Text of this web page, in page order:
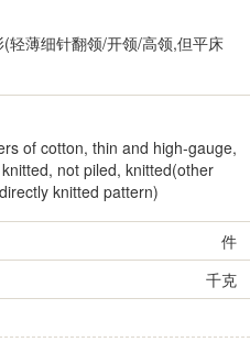
轻薄细针翻领/开领/高领,但平床
of cotton, thin and high-gauge,
not piled, knitted(other
knitted pattern)
件
千克